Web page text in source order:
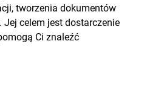
tworzenia dokumentów
celem jest dostarczenie
Ci znaleźć